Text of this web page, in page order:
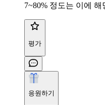
7~80% 정도는 이에 해
평가
응원하기